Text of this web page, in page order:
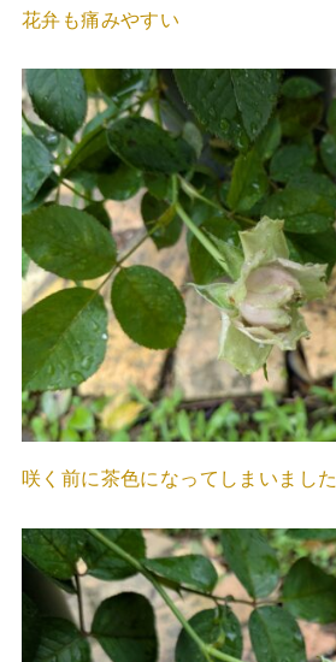
花弁も痛みやすい
咲く前に茶色になってしまいました